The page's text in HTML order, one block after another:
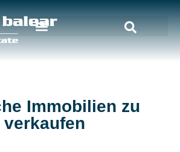
Immobilien zu
verkaufen